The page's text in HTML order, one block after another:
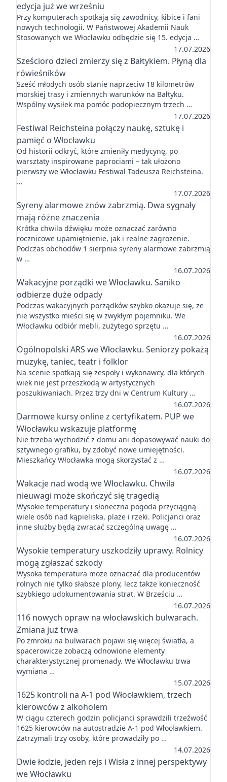
edycja już we wrześniu
Przy komputerach spotkają się zawodnicy, kibice i fani
nowych technologii. W Państwowej Akademii Nauk
Stosowanych we Włocławku odbędzie się 15. edycja …
17.07.2026
Sześcioro dzieci zmierzy się z Bałtykiem. Płyną dla
rówieśników
Sześć młodych osób stanie naprzeciw 18 kilometrów
morskiej trasy i zmiennych warunków na Bałtyku.
Wspólny wysiłek ma pomóc podopiecznym trzech …
17.07.2026
Festiwal Reichsteina połączy naukę, sztukę i
pamięć o Włocławku
Od historii odkryć, które zmieniły medycynę, po
warsztaty inspirowane paprociami – tak ułożono
pierwszy we Włocławku Festiwal Tadeusza Reichsteina.
…
17.07.2026
Syreny alarmowe znów zabrzmią. Dwa sygnały
mają różne znaczenia
Krótka chwila dźwięku może oznaczać zarówno
rocznicowe upamiętnienie, jak i realne zagrożenie.
Podczas obchodów 1 sierpnia syreny alarmowe zabrzmią
w …
16.07.2026
Wakacyjne porządki we Włocławku. Saniko
odbierze duże odpady
Podczas wakacyjnych porządków szybko okazuje się, że
nie wszystko mieści się w zwykłym pojemniku. We
Włocławku odbiór mebli, zużytego sprzętu …
16.07.2026
Ogólnopolski ARS we Włocławku. Seniorzy pokażą
muzykę, taniec, teatr i folklor
Na scenie spotkają się zespoły i wykonawcy, dla których
wiek nie jest przeszkodą w artystycznych
poszukiwaniach. Przez trzy dni w Centrum Kultury …
16.07.2026
Darmowe kursy online z certyfikatem. PUP we
Włocławku wskazuje platformę
Nie trzeba wychodzić z domu ani dopasowywać nauki do
sztywnego grafiku, by zdobyć nowe umiejętności.
Mieszkańcy Włocławka mogą skorzystać z …
16.07.2026
Wakacje nad wodą we Włocławku. Chwila
nieuwagi może skończyć się tragedią
Wysokie temperatury i słoneczna pogoda przyciągną
wiele osób nad kąpieliska, plaże i rzeki. Policjanci oraz
inne służby będą zwracać szczególną uwagę …
16.07.2026
Wysokie temperatury uszkodziły uprawy. Rolnicy
mogą zgłaszać szkody
Wysoka temperatura może oznaczać dla producentów
rolnych nie tylko słabsze plony, lecz także konieczność
szybkiego udokumentowania strat. W Brześciu …
16.07.2026
116 nowych opraw na włocławskich bulwarach.
Zmiana już trwa
Po zmroku na bulwarach pojawi się więcej światła, a
spacerowicze zobaczą odnowione elementy
charakterystycznej promenady. We Włocławku trwa
wymiana …
15.07.2026
1625 kontroli na A-1 pod Włocławkiem, trzech
kierowców z alkoholem
W ciągu czterech godzin policjanci sprawdzili trzeźwość
1625 kierowców na autostradzie A-1 pod Włocławkiem.
Zatrzymali trzy osoby, które prowadziły po …
14.07.2026
Dwie łodzie, jeden rejs i Wisła z innej perspektywy
we Włocławku